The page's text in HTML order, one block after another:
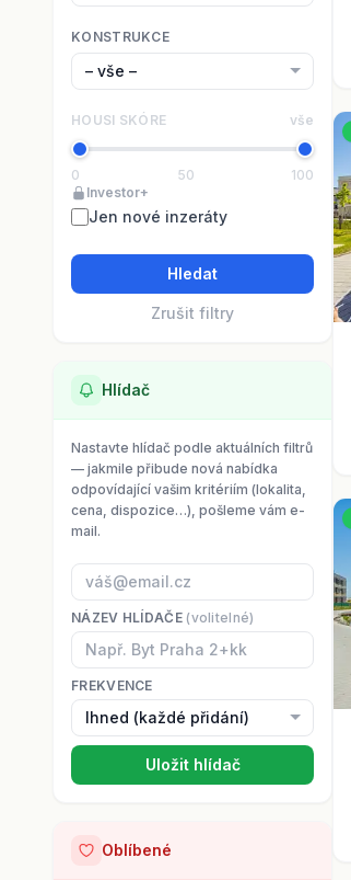
KONSTRUKCE
HOUSI SKÓRE vše
0 50
100
Investor+
Jen nové inzeráty
Hledat
Zrušit filtry
Hlídač
Nastavte hlídač podle aktuálních filtrů
— jakmile přibude nová nabídka
odpovídající vašim kritériím (lokalita,
cena, dispozice…), pošleme vám e-
mail.
NÁZEV HLÍDAČE (volitelné)
FREKVENCE
Uložit hlídač
Oblíbené